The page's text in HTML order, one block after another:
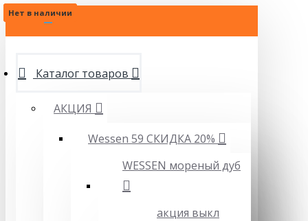
МЕНЮ
Каталог товаров
АКЦИЯ
Wessen 59 СКИДКА 20%
WESSEN мореный дуб
акция выкл
Нет в наличии
Нет в наличии
Нет в наличии